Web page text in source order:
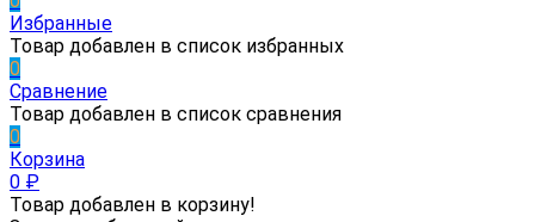
Избранные
Товар добавлен в список избранных
0
Сравнение
Товар добавлен в список сравнения
0
Корзина
0 ₽
Товар добавлен в корзину!